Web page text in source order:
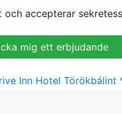
accepterar
Inn Hotel Törökbálint